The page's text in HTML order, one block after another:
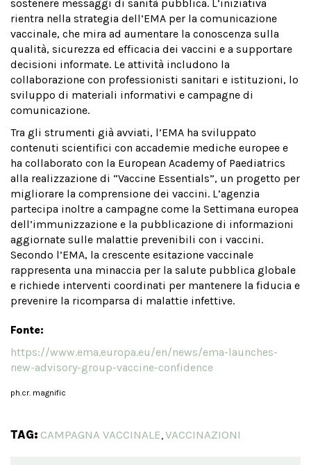
sostenere messaggi di sanità pubblica. L’iniziativa
rientra nella strategia dell’EMA per la comunicazione
vaccinale, che mira ad aumentare la conoscenza sulla
qualità, sicurezza ed efficacia dei vaccini e a supportare
decisioni informate. Le attività includono la
collaborazione con professionisti sanitari e istituzioni, lo
sviluppo di materiali informativi e campagne di
comunicazione.
Tra gli strumenti già avviati, l’EMA ha sviluppato
contenuti scientifici con accademie mediche europee e
ha collaborato con la European Academy of Paediatrics
alla realizzazione di “Vaccine Essentials”, un progetto per
migliorare la comprensione dei vaccini. L’agenzia
partecipa inoltre a campagne come la Settimana europea
dell’immunizzazione e la pubblicazione di informazioni
aggiornate sulle malattie prevenibili con i vaccini.
Secondo l’EMA, la crescente esitazione vaccinale
rappresenta una minaccia per la salute pubblica globale
e richiede interventi coordinati per mantenere la fiducia e
prevenire la ricomparsa di malattie infettive.
Fonte:
https://www.ema.europa.eu/en/news/ema-launches-
new-advisory-group-vaccine-confidence
ph.cr. magnific
TAG: CAMPAGNA VACCINALE,VACCINAZIONI